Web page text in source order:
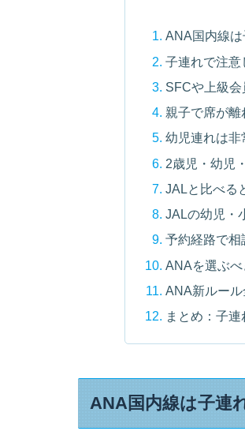
ANA国内線は
子連れで注意
SFCや上級
親子で席が離
幼児連れは非
2歳児・幼児
JALと比べる
JALの幼児・
予約経路で相
ANAを選ぶ
ANA新ルー
まとめ：子
ANA国内線は子連